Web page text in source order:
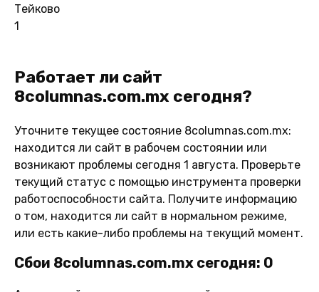
Тейково
1
Работает ли сайт
8columnas.com.mx сегодня?
Уточните текущее состояние 8columnas.com.mx:
находится ли сайт в рабочем состоянии или
возникают проблемы сегодня 1 августа. Проверьте
текущий статус с помощью инструмента проверки
работоспособности сайта. Получите информацию
о том, находится ли сайт в нормальном режиме,
или есть какие-либо проблемы на текущий момент.
Сбои 8columnas.com.mx сегодня: 0